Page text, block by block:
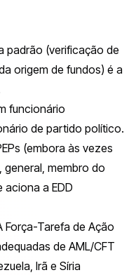
padrão (verificação de
origem de fundos) é a
funcionário
de partido político.
(embora às vezes
general, membro do
a EDD
Força-Tarefa de Ação
de AML/CFT
Irã e Síria